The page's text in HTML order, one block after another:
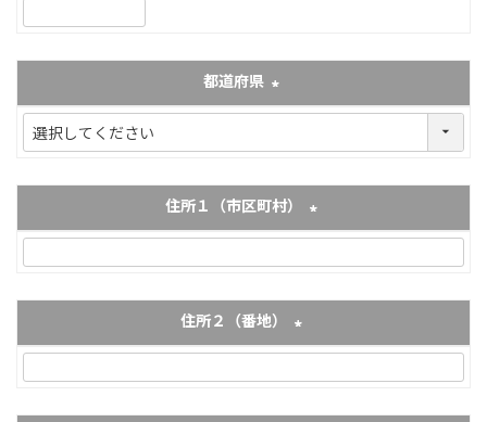
都道府県
(必須)
住所１（市区町村）
(必須)
住所２（番地）
(必須)